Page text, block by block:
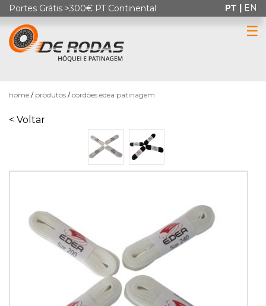
Portes Grátis >300€ PT Continental
PATINS
PATINAGEM
PATINAGEM
☰
PT | EN
home produtos cordões edea patinagem
< Voltar